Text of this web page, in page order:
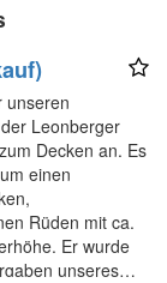
unseren
Leonberger
Decken an. Es
einen
Rüden mit ca.
Er wurde
unseres…